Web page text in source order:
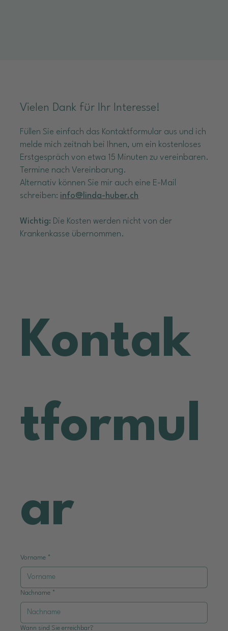
Vielen Dank für Ihr Interesse!
Füllen Sie einfach das Kontaktformular aus und ich
melde mich zeitnah bei Ihnen, um ein kostenloses
Erstgespräch von etwa 15 Minuten zu vereinbaren.
Termine nach Vereinbarung.
Alternativ können Sie mir auch eine E-Mail
schreiben: info@linda-huber.ch
Wichtig: Die Kosten werden nicht von der
Krankenkasse übernommen.
Kontak
tformul
ar
Vorname *
Nachname *
Wann sind Sie erreichbar?